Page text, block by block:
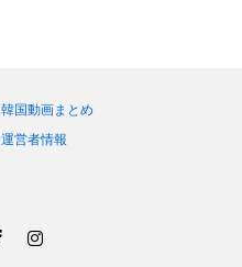
韓国動画まとめ
運営者情報